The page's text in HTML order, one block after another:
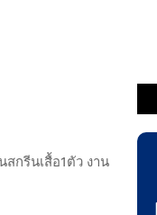
กรีนเสื้อ1ตัว งาน